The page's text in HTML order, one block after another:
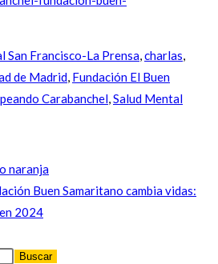
San Francisco-La Prensa,charlas,
de Madrid, Fundación El Buen
Carabanchel,Salud Mental
naranja
Buen Samaritano cambia vidas:
2024
Buscar